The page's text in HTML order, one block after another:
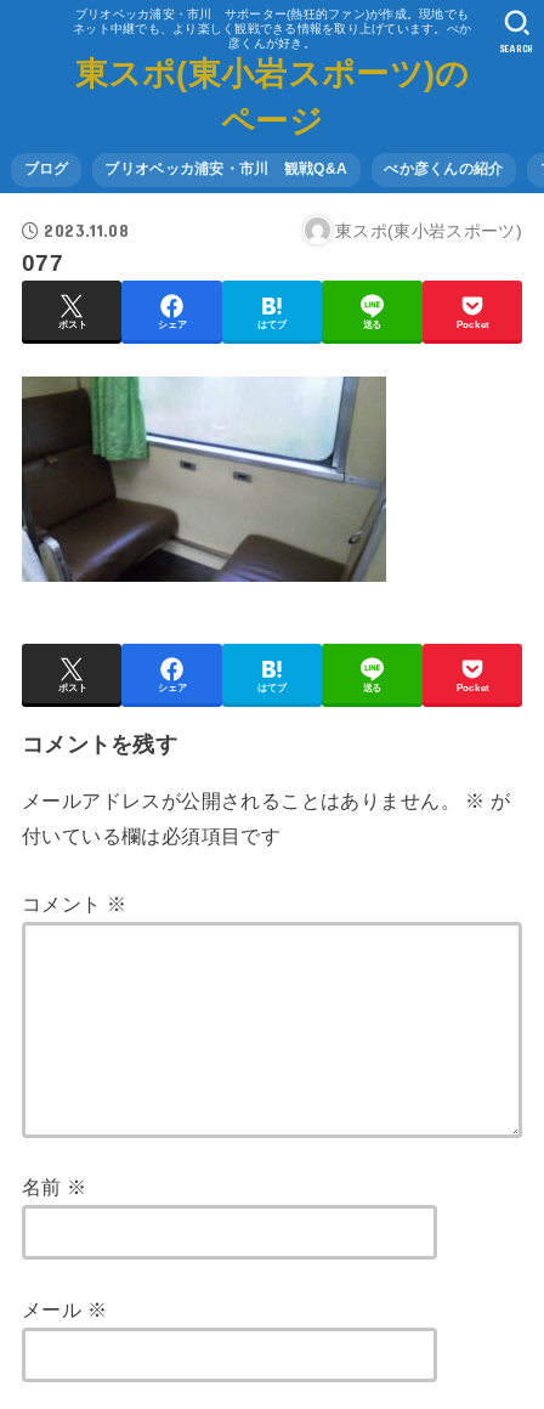
ブリオベッカ浦安・市川 サポーター(熱狂的ファン)が作成。現地でも
ネット中継でも、より楽しく観戦できる情報を取り上げています。べか
彦くんが好き。
東スポ(東小岩スポーツ)の
ページ
ブログ ブリオベッカ浦安・市川 観戦Q&A べか彦くんの紹介
SEARCH
2023.11.08 東スポ(東小岩スポーツ)
077
ポスト シェア はてブ 送る Pocket
ポスト シェア はてブ 送る Pocket
コメントを残す
メールアドレスが公開されることはありません。 ※ が
付いている欄は必須項目です
コメント ※
名前 ※
メール ※